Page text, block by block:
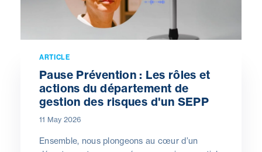
ARTICLE
Pause Prévention : Les rôles et
actions du département de
gestion des risques d'un SEPP
11 May 2026
Ensemble, nous plongeons au cœur d’un